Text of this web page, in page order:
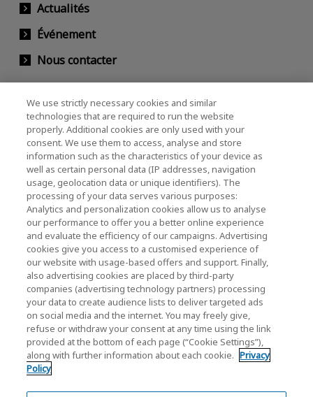
Actualités
Événement
Nous contacter
KIOXIA Holdings Corporation (Relations avec
les entreprises et les investisseurs)
KIOXIA Holdings Corporation Home
Relations avec les investisseurs
Politique de confidentialité
Cookie Settings
Conditions générales
Marques déposées
We use strictly necessary cookies and similar
technologies that are required to run the website
properly. Additional cookies are only used with your
consent. We use them to access, analyse and store
information such as the characteristics of your device as
well as certain personal data (IP addresses, navigation
usage, geolocation data or unique identifiers). The
processing of your data serves various purposes:
Analytics and personalization cookies allow us to analyse
our performance to offer you a better online experience
and evaluate the efficiency of our campaigns. Advertising
cookies give you access to a customised experience of
our website with usage-based offers and support. Finally,
also advertising cookies are placed by third-party
companies (advertising technology partners) processing
your data to create audience lists to deliver targeted ads
on social media and the internet. You may freely give,
refuse or withdraw your consent at any time using the link
provided at the bottom of each page (“Cookie Settings”),
along with further information about each cookie. Privacy
Policy